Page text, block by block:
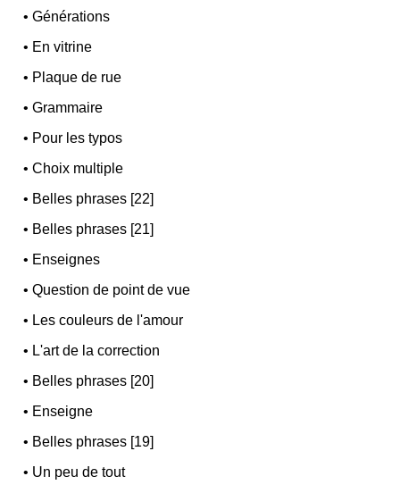
•Générations
• En vitrine
• Plaque de rue
•Grammaire
• Pour les typos
•Choix multiple
• Belles phrases [22]
• Belles phrases [21]
• Enseignes
•Question de point de vue
• Les couleurs de l'amour
• L'art de la correction
• Belles phrases [20]
• Enseigne
• Belles phrases [19]
• Un peu de tout